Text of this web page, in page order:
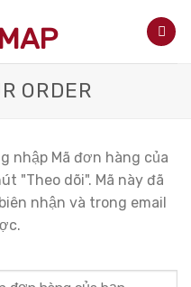
ORDER
nhập Mã đơn hàng của
"Theo dõi". Mã này đã
nhận và trong email